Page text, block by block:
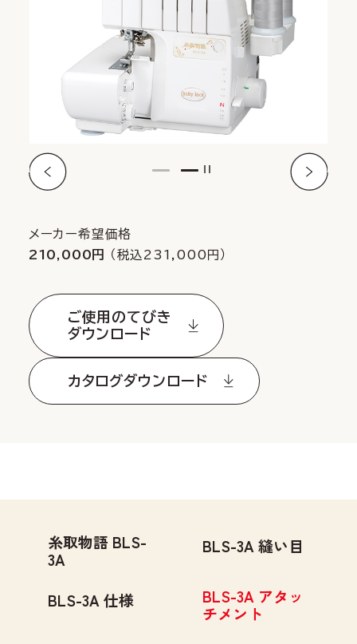
メーカー希望価格
210,000円
（税込231,000円）
ご使用のてびき
ダウンロード
カタログダウンロード
糸取物語 BLS-
3A
BLS-3A 縫い目
BLS-3A 仕様 BLS-3A アタッ
チメント